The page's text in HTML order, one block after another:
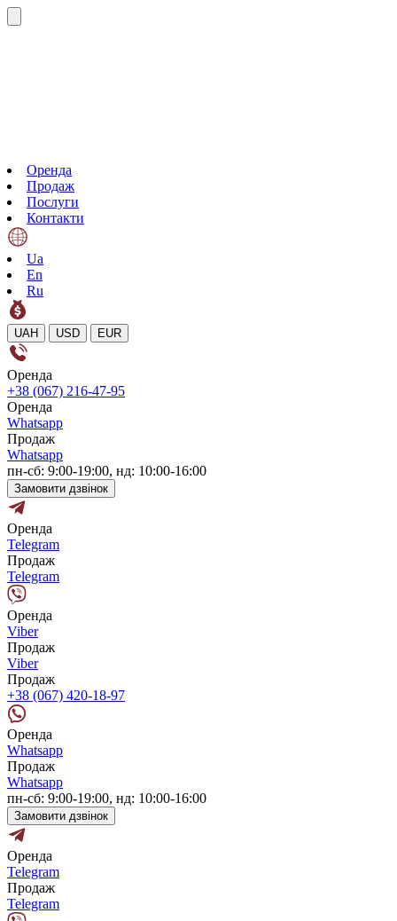
Оренда
Продаж
Послуги
Контакти
Ua
En
Ru
UAH USD EUR
Оренда
+38 (067) 216-47-95
Оренда
Whatsapp
Продаж
Whatsapp
пн-сб: 9:00-19:00, нд: 10:00-16:00
Замовити дзвінок
Оренда
Telegram
Продаж
Telegram
Оренда
Viber
Продаж
Viber
Продаж
+38 (067) 420-18-97
Оренда
Whatsapp
Продаж
Whatsapp
пн-сб: 9:00-19:00, нд: 10:00-16:00
Замовити дзвінок
Оренда
Telegram
Продаж
Telegram